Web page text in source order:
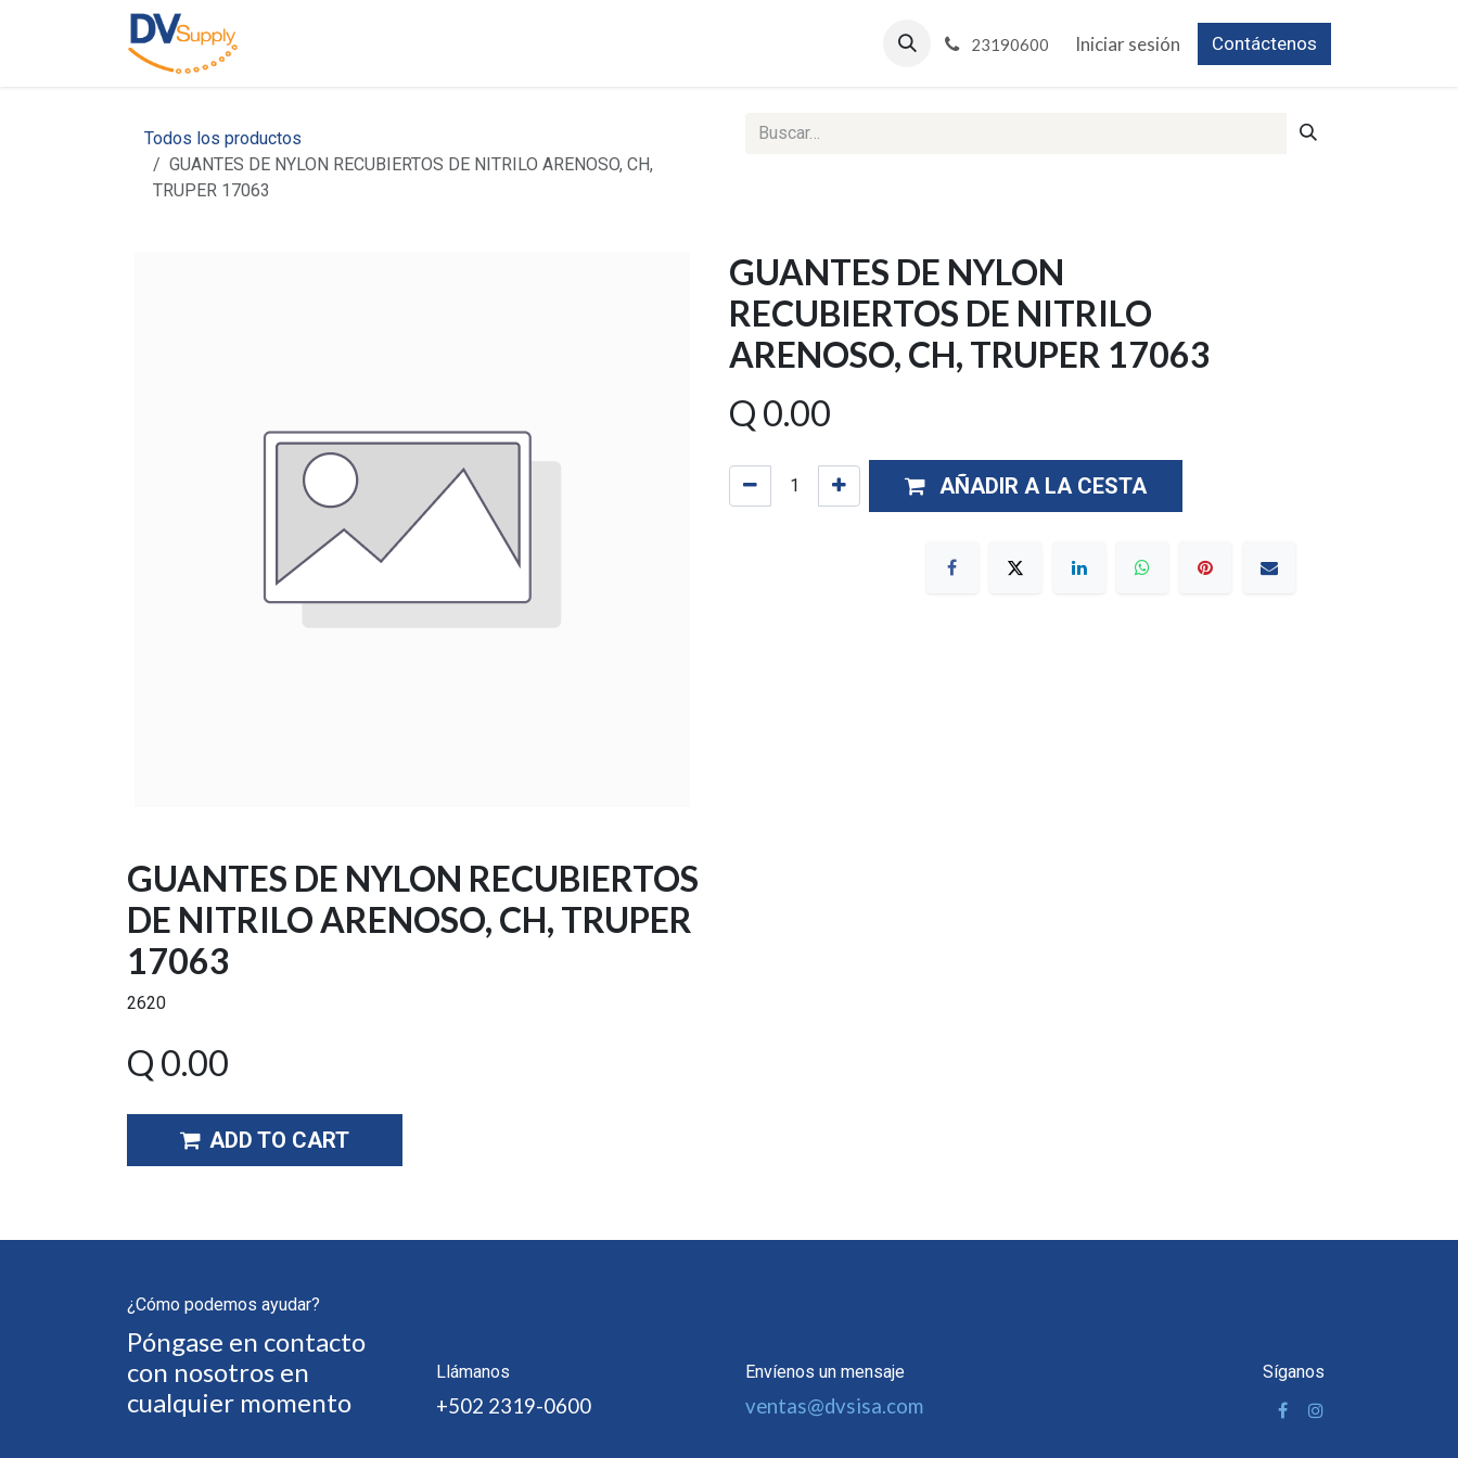
Reportes Web 23190600 Iniciar sesión Contáctenos
Todos los productos
GUANTES DE NYLON RECUBIERTOS DE NITRILO ARENOSO, CH,
TRUPER 17063
GUANTES DE NYLON
RECUBIERTOS DE NITRILO
ARENOSO, CH, TRUPER 17063
Q 0.00
AÑADIR A LA CESTA
GUANTES DE NYLON RECUBIERTOS
DE NITRILO ARENOSO, CH, TRUPER
17063
2620
Q 0.00
ADD TO CART
¿Cómo podemos ayudar?
Póngase en contacto
con nosotros en
cualquier momento
Llámanos
+502 2319-0600
Envíenos un mensaje
ventas@dvsisa.com
Síganos